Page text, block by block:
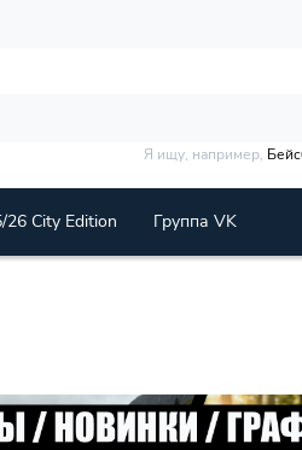
Я ищу, например,
26 City Edition Группа VK